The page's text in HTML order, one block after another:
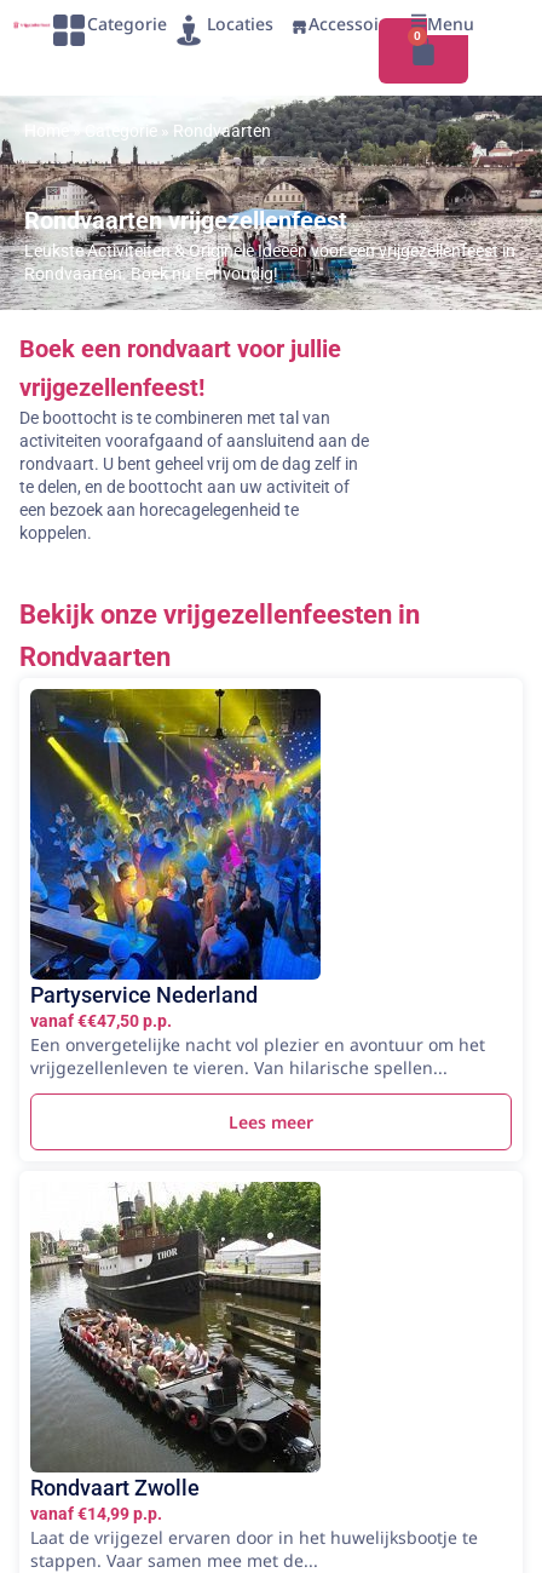
Categorie Locaties Accessoires
0
Menu
Categorie » Rondvaarten
Rondvaarten vrijgezellenfeest
Leukste Activiteiten & Originele Ideeën voor een vrijgezellenfeest in
Rondvaarten. Boek nu Eenvoudig!
Boek een rondvaart voor jullie
vrijgezellenfeest!
De boottocht is te combineren met tal van
activiteiten voorafgaand of aansluitend aan de
rondvaart. U bent geheel vrij om de dag zelf in
te delen, en de boottocht aan uw activiteit of
een bezoek aan horecagelegenheid te
koppelen.
Bekijk onze vrijgezellenfeesten in
Rondvaarten
Partyservice Nederland
vanaf €€47,50 p.p.
Een onvergetelijke nacht vol plezier en avontuur om het
vrijgezellenleven te vieren. Van hilarische spellen...
Lees meer
Rondvaart Zwolle
vanaf €14,99 p.p.
Laat de vrijgezel ervaren door in het huwelijksbootje te
stappen. Vaar samen mee met de...